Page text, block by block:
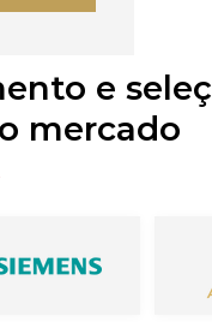
e
mercado